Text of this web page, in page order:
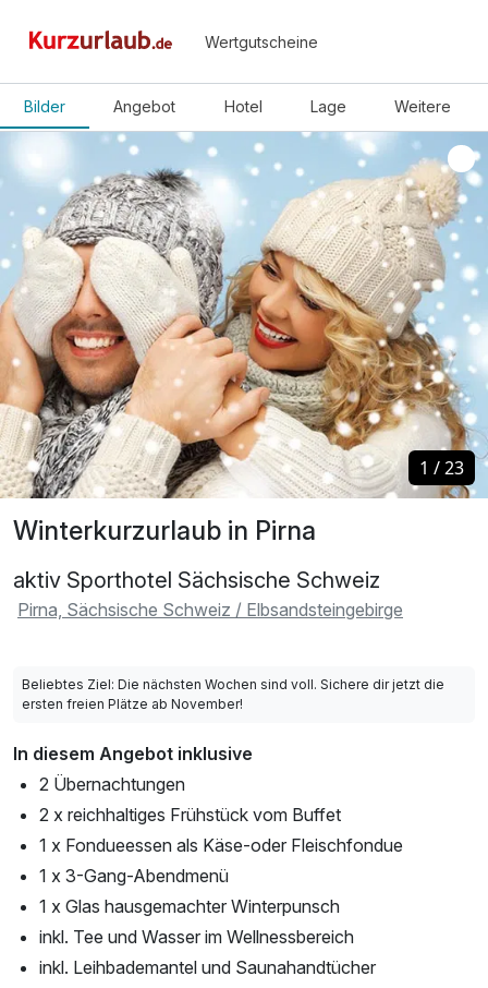
Wertgutscheine
Bilder Angebot Hotel Lage Weitere
Winterkurzurlaub in Pirna
aktiv Sporthotel Sächsische Schweiz
Pirna, Sächsische Schweiz / Elbsandsteingebirge
1 /23
1 /23
Beliebtes Ziel: Die nächsten Wochen sind voll. Sichere dir jetzt die
ersten freien Plätze ab November!
In diesem Angebot inklusive
2 Übernachtungen
2 x reichhaltiges Frühstück vom Buffet
1 x Fondueessen als Käse-oder Fleischfondue
1 x 3-Gang-Abendmenü
1 x Glas hausgemachter Winterpunsch
inkl. Tee und Wasser im Wellnessbereich
inkl. Leihbademantel und Saunahandtücher